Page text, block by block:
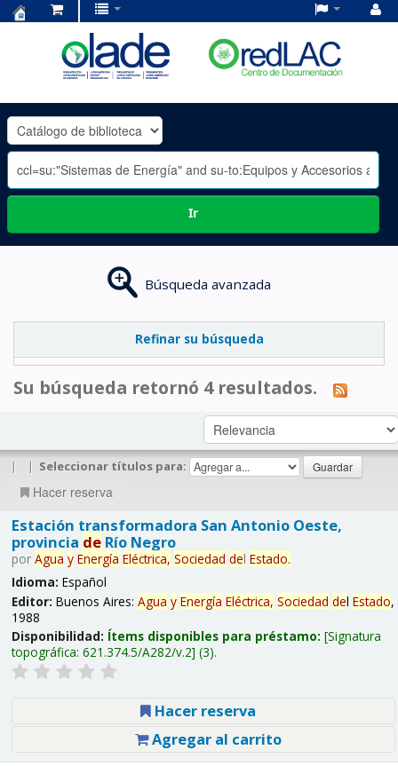
OLADE
-
Ir
Búsqueda avanzada
Refinar su búsqueda
Su búsqueda retornó 4 resultados.
| | Seleccionar títulos para:
Hacer reserva
Estación transformadora San Antonio Oeste,
provincia deRío Negro
por Agua y Energía Eléctrica, Sociedad del Estado.
Idioma: Español
Editor: Buenos Aires: Agua y Energía Eléctrica, Sociedad del Estado,
1988
Disponibilidad: Ítems disponibles para préstamo: Signatura
topográfica: 621.374.5/A282/v.2 (3).
Hacer reserva
Agregar al carrito